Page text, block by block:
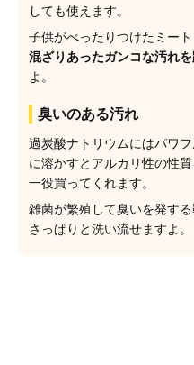
しても使えます。
子供がべったりつけたミート
混ざりあったガンコな汚れ
よ。
臭いのある汚れ
過炭酸ナトリウムにはパワ
に溶かすとアルカリ性の性質
一役買ってくれます。
雑菌が繁殖して臭いを発す
さっぱりと洗い流せますよ。